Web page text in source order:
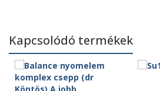
Kapcsolódó termékek